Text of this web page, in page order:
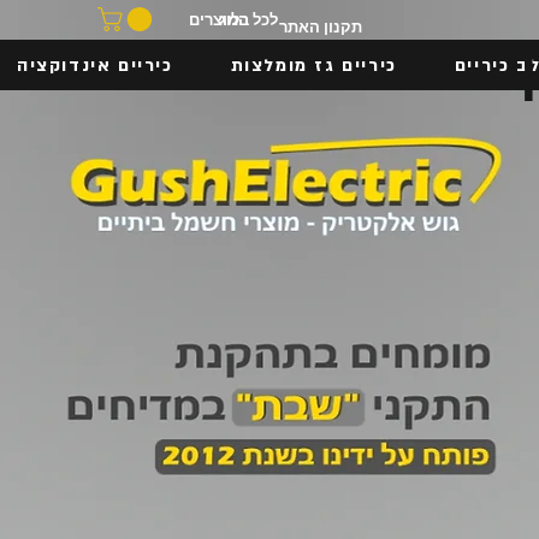
בלוג
לכל המוצרים
כיריים כיריים גז מומלצות כיריים אינדוקציה
תקנון האתר